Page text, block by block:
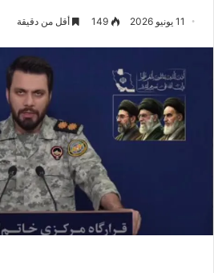
11 يونيو 2026 149 أقل من دقيقة